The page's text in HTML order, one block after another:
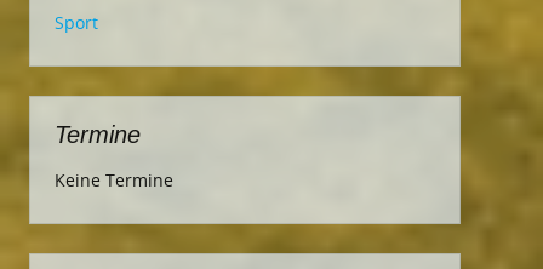
Sport
Termine
Keine Termine